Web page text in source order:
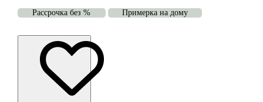
Рассрочка без % Примерка на дому